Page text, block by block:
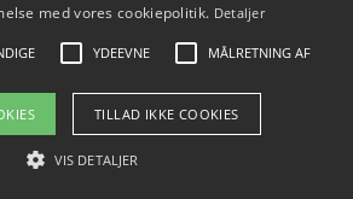
der flere tagfirmaer, hvis
søgning efter en dygtig
med vores cookiepolitik. Detaljer
YDEEVNE MÅLRETNING AF
TILLAD IKKE COOKIES
VIS DETALJER